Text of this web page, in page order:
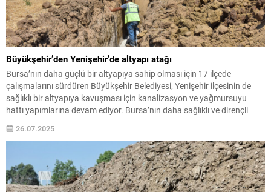
Büyükşehir’den Yenişehir’de altyapı atağı
Bursa’nın daha güçlü bir altyapıya sahip olması için 17 ilçede
çalışmalarını sürdüren Büyükşehir Belediyesi, Yenişehir ilçesinin de
sağlıklı bir altyapıya kavuşması için kanalizasyon ve yağmursuyu
hattı yapımlarına devam ediyor. Bursa’nın daha sağlıklı ve dirençli
Büyükşehir Belediyesi, BUSKİ ile Yenişehir’de altyapı iyileştirme
26.07.2025